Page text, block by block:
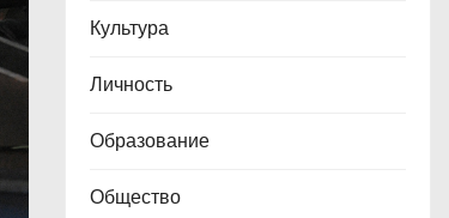
Культура
Личность
Образование
Общество